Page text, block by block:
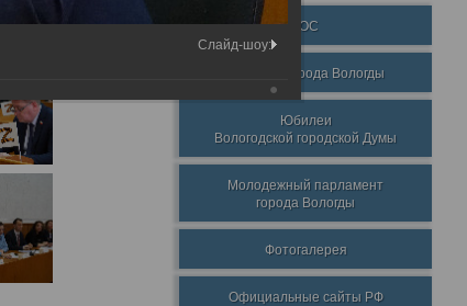
ТОС
Награды города Вологды
Юбилеи
Вологодской городской Думы
Молодежный парламент
города Вологды
Фотогалерея
Официальные сайты РФ
Слайд-шоу: